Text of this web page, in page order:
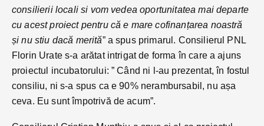
consilierii locali si vom vedea oportunitatea mai departe
cu acest proiect pentru că e mare cofinanțarea noastră
și nu stiu dacă merită” a spus primarul. Consilierul PNL
Florin Urate s-a arătat intrigat de forma în care a ajuns
proiectul incubatorului: ” Când ni l-au prezentat, în fostul
consiliu, ni s-a spus ca e 90% nerambursabil, nu așa
ceva. Eu sunt împotrivă de acum”.